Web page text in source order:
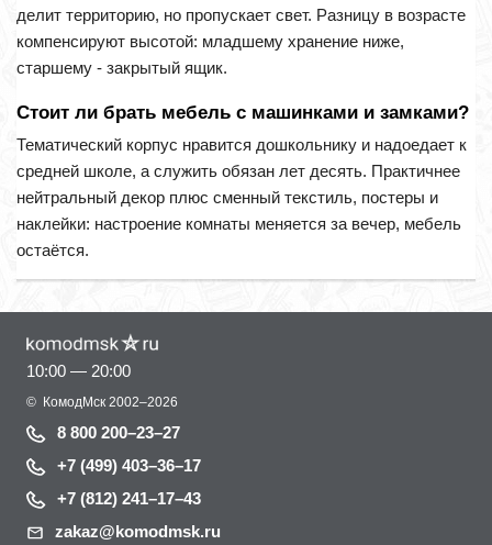
делит территорию, но пропускает свет. Разницу в возрасте
компенсируют высотой: младшему хранение ниже,
старшему - закрытый ящик.
Стоит ли брать мебель с машинками и замками?
Тематический корпус нравится дошкольнику и надоедает к
средней школе, а служить обязан лет десять. Практичнее
нейтральный декор плюс сменный текстиль, постеры и
наклейки: настроение комнаты меняется за вечер, мебель
остаётся.
10:00 — 20:00
© КомодМск 2002–2026
8 800 200–23–27
+7 (499) 403–36–17
+7 (812) 241–17–43
zakaz@komodmsk.ru